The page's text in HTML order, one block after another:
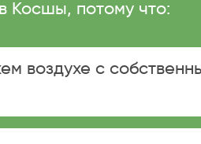
Косшы, потому что:
воздухе с